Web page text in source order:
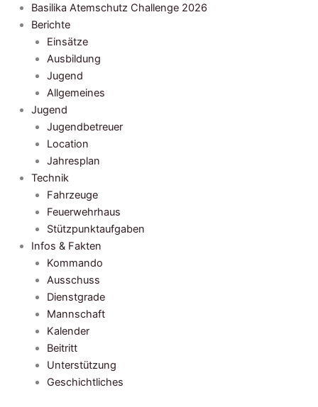
Basilika Atemschutz Challenge 2026
Berichte
Einsätze
Ausbildung
Jugend
Allgemeines
Jugend
Jugendbetreuer
Location
Jahresplan
Technik
Fahrzeuge
Feuerwehrhaus
Stützpunktaufgaben
Infos & Fakten
Kommando
Ausschuss
Dienstgrade
Mannschaft
Kalender
Beitritt
Unterstützung
Geschichtliches